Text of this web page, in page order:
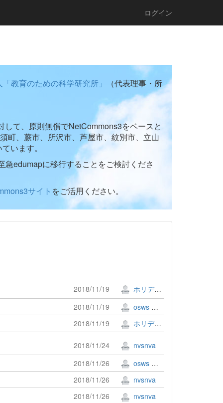
ログイン
教育のための科学研究所」 （代表理事・所
て、原則無償でNetCommons3をベースと
町、蕨市、所沢市、芦屋市、紋別市、立山
います。
edumapに移行することをご検討くださ
サイト をご活用ください。
2018/11/19
ホリデー!!
2018/11/19
osws 牟田口 満
2018/11/19
ホリデー!!
2018/11/24
nvsnva
2018/11/26
osws 牟田口 満
2018/11/26
nvsnva
2018/11/26
nvsnva